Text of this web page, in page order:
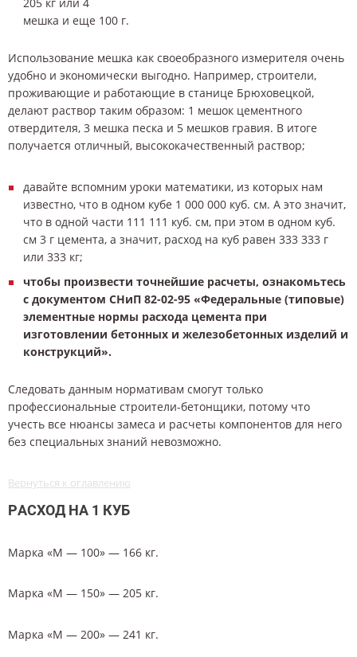
мешка и еще 100 г.
Использование мешка как своеобразного измерителя очень
удобно и экономически выгодно. Например, строители,
проживающие и работающие в станице Брюховецкой,
делают раствор таким образом: 1 мешок цементного
отвердителя, 3 мешка песка и 5 мешков гравия. В итоге
получается отличный, высококачественный раствор;
давайте вспомним уроки математики, из которых нам
известно, что в одном кубе 1 000 000 куб. см. А это значит,
что в одной части 111 111 куб. см, при этом в одном куб.
см 3 г цемента, а значит, расход на куб равен 333 333 г
или 333 кг;
чтобы произвести точнейшие расчеты, ознакомьтесь
с документом СНиП 82-02-95 «Федеральные (типовые)
элементные нормы расхода цемента при
изготовлении бетонных и железобетонных изделий и
конструкций».
Следовать данным нормативам смогут только
профессиональные строители-бетонщики, потому что
учесть все нюансы замеса и расчеты компонентов для него
без специальных знаний невозможно.
Вернуться к оглавлению
РАСХОД НА 1 КУБ
Марка «М — 100» — 166 кг.
Марка «М — 150» — 205 кг.
Марка «М — 200» — 241 кг.